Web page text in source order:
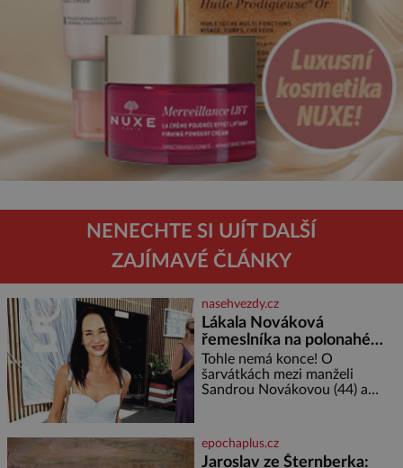
NENECHTE SI UJÍT DALŠÍ
ZAJÍMAVÉ ČLÁNKY
nasehvezdy.cz
Lákala Nováková
řemeslníka na polonahé
tělo!
Tohle nemá konce! O
šarvátkách mezi manželi
Sandrou Novákovou (44) a
by doufal, že horká zem u
herečky ze seriálu Ulice a
epochaplus.cz
Jaroslav ze Šternberka: